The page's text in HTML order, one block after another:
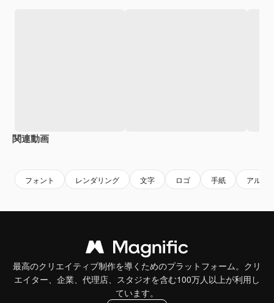
関連動画
フォント レンダリング 文字 ロゴ 手紙 アルフ
最高のクリエイティブ制作を導くためのプラットフォーム。クリ
エイター、企業、代理店、スタジオを含む100万人以上が利用し
ています。